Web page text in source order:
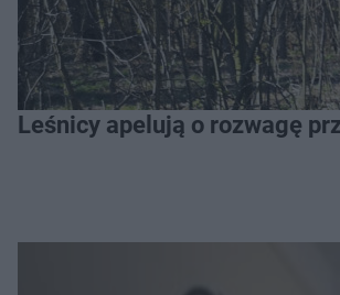
Leśnicy apelują o rozwagę